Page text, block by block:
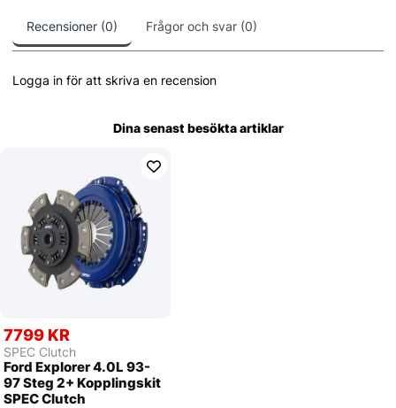
Recensioner (0) Frågor och svar (0)
Logga in för att skriva en recension
Dina senast besökta artiklar
7799 KR
SPEC Clutch
Ford Explorer 4.0L 93-
97 Steg 2+ Kopplingskit
SPEC Clutch